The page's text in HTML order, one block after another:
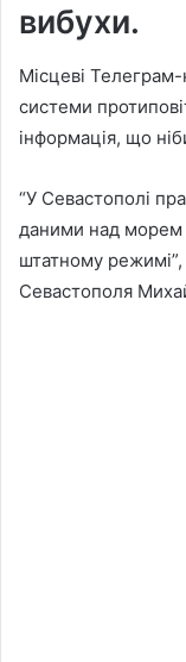
вибухи.
Місцеві
системи
інформація, що
“У Севастополі
даними над морем
штатному режимі”,
Севастополя